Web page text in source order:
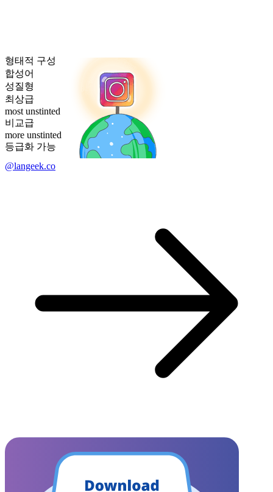
형태적 구성
합성어
성질형
최상급
most unstinted
비교급
more unstinted
등급화 가능
@langeek.co